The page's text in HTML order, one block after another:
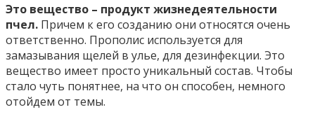
Это вещество – продукт жизнедеятельности
пчел. Причем к его созданию они относятся очень
ответственно. Прополис используется для
замазывания щелей в улье, для дезинфекции. Это
вещество имеет просто уникальный состав. Чтобы
стало чуть понятнее, на что он способен, немного
отойдем от темы.